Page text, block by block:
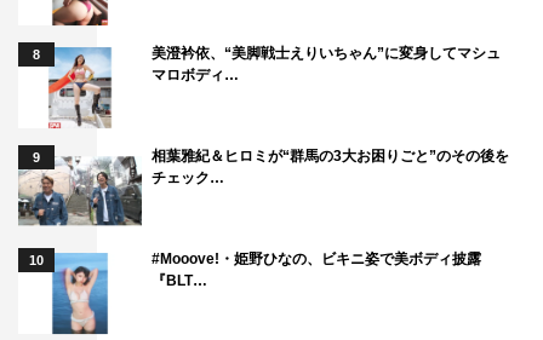
8
美澄衿依、“美脚戦士えりいちゃん”に変身してマシュ
マロボディ…
9
相葉雅紀＆ヒロミが“群馬の3大お困りごと”のその後を
チェック…
10
#Mooove!・姫野ひなの、ビキニ姿で美ボディ披露
『BLT…